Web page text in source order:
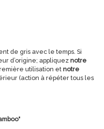
de gris avec le temps. Si
d’origine; appliquez notre
utilisation etnotre
(action à répéter tous les